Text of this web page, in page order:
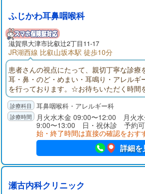
ふじかわ耳鼻咽喉科
滋賀県大津市比叡辻2丁目11-17
JR湖西線 比叡山坂本駅 徒歩10分
患者さんの視点にたって、親切丁寧な診療
耳・鼻・のど・めまい・耳鳴り・アレルギ
を行っております。☆お待ちいただく時間
るために、電話予約をお願いいたしており
耳鼻咽喉科・アレルギー科
月火水木金 09:00〜12:00 月火
9:00〜13:00 日・祝休診 予約
始・終了時間は直接の確認をおす
詳細を
瀬古内科クリニック